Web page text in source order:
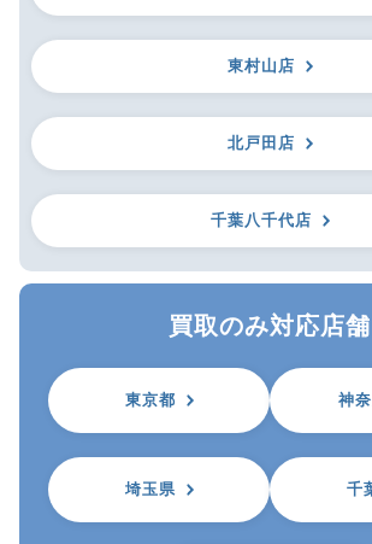
東村山店
北戸田店
千葉八千代店
買取のみ対応店舗
東京都 神
埼玉県 千